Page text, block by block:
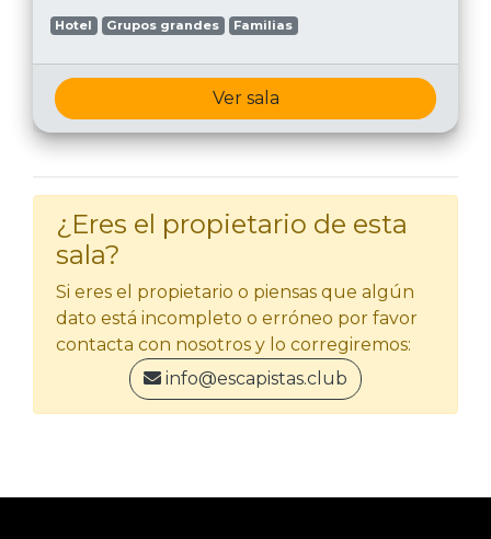
Hotel Grupos grandes Familias
Ver sala
¿Eres el propietario de esta
sala?
Si eres el propietario o piensas que algún
dato está incompleto o erróneo por favor
contacta con nosotros y lo corregiremos:
info@escapistas.club